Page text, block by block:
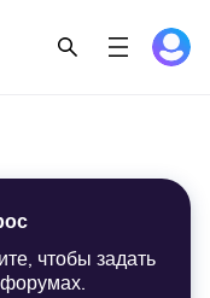
чтобы задать